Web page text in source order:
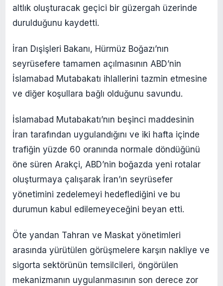
altlık oluşturacak geçici bir güzergah üzerinde
durulduğunu kaydetti.
İran Dışişleri Bakanı, Hürmüz Boğazı’nın
seyrüsefere tamamen açılmasının ABD’nin
İslamabad Mutabakatı ihlallerini tazmin etmesine
ve diğer koşullara bağlı olduğunu savundu.
İslamabad Mutabakatı’nın beşinci maddesinin
İran tarafından uygulandığını ve iki hafta içinde
trafiğin yüzde 60 oranında normale döndüğünü
öne süren Arakçi, ABD’nin boğazda yeni rotalar
oluşturmaya çalışarak İran’ın seyrüsefer
yönetimini zedelemeyi hedeflediğini ve bu
durumun kabul edilemeyeceğini beyan etti.
Öte yandan Tahran ve Maskat yönetimleri
arasında yürütülen görüşmelere karşın nakliye ve
sigorta sektörünün temsilcileri, öngörülen
mekanizmanın uygulanmasının son derece zor